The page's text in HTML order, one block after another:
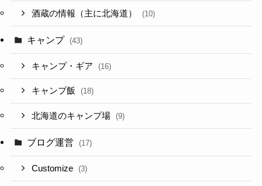
酒蔵の情報（主に北海道） (10)
キャンプ (43)
キャンプ・ギア (16)
キャンプ飯 (18)
北海道のキャンプ場 (9)
ブログ運営 (17)
Customize (3)